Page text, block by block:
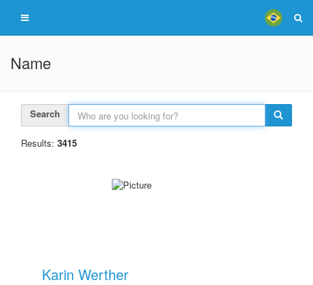
Name
Search
Results: 3415
Karin Werther